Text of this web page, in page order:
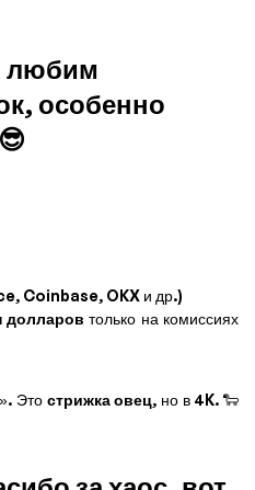
любим
особенно
Coinbase, OKX и др.)
долларов только на комиссиях
Это стрижка овец, но в 4K. 🐑